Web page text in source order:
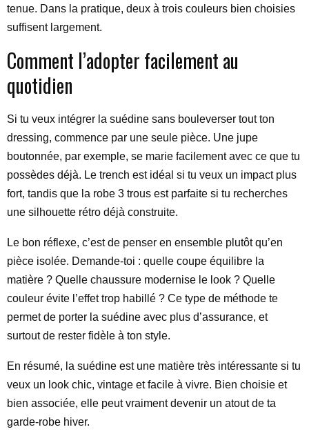
tenue. Dans la pratique, deux à trois couleurs bien choisies
suffisent largement.
Comment l’adopter facilement au
quotidien
Si tu veux intégrer la suédine sans bouleverser tout ton
dressing, commence par une seule pièce. Une jupe
boutonnée, par exemple, se marie facilement avec ce que tu
possèdes déjà. Le trench est idéal si tu veux un impact plus
fort, tandis que la robe 3 trous est parfaite si tu recherches
une silhouette rétro déjà construite.
Le bon réflexe, c’est de penser en ensemble plutôt qu’en
pièce isolée. Demande-toi : quelle coupe équilibre la
matière ? Quelle chaussure modernise le look ? Quelle
couleur évite l’effet trop habillé ? Ce type de méthode te
permet de porter la suédine avec plus d’assurance, et
surtout de rester fidèle à ton style.
En résumé, la suédine est une matière très intéressante si tu
veux un look chic, vintage et facile à vivre. Bien choisie et
bien associée, elle peut vraiment devenir un atout de ta
garde-robe hiver.